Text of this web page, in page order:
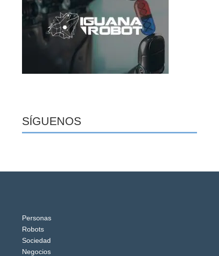
SÍGUENOS
Personas
Robots
Sociedad
Negocios